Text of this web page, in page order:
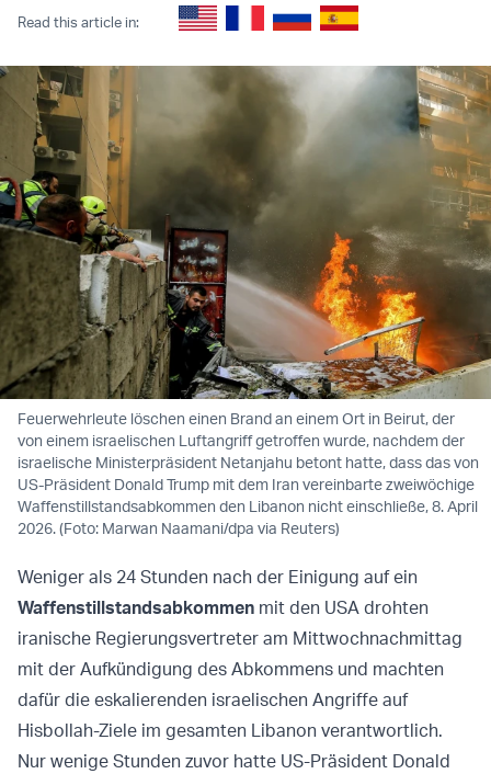
Read this article in:
Feuerwehrleute löschen einen Brand an einem Ort in Beirut, der
von einem israelischen Luftangriff getroffen wurde, nachdem der
israelische Ministerpräsident Netanjahu betont hatte, dass das von
US-Präsident Donald Trump mit dem Iran vereinbarte zweiwöchige
Waffenstillstandsabkommen den Libanon nicht einschließe, 8. April
2026. (Foto: Marwan Naamani/dpa via Reuters)
Weniger als 24 Stunden nach der Einigung auf ein
Waffenstillstandsabkommen mit den USA drohten
iranische Regierungsvertreter am Mittwochnachmittag
mit der Aufkündigung des Abkommens und machten
dafür die eskalierenden israelischen Angriffe auf
Hisbollah-Ziele im gesamten Libanon verantwortlich.
Nur wenige Stunden zuvor hatte US-Präsident Donald